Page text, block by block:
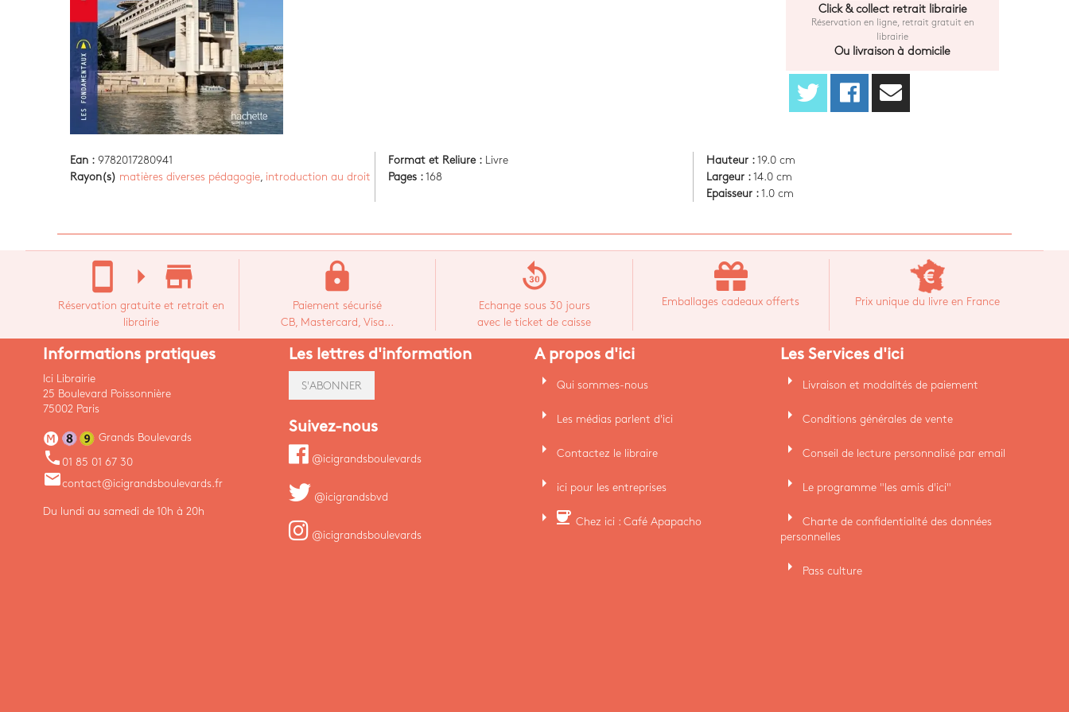
Click & collect retrait librairie
Réservation en ligne, retrait gratuit en
librairie
Ou livraison à domicile
Ean : 9782017280941
Rayon(s) matières diverses pédagogie introduction au droit
Format et Reliure :
Livre
Pages : 168
Hauteur : 19.0 cm
Largeur : 14.0 cm
Epaisseur : 1.0 cm
stay_current_portrait arrow_right store_mall_directory
Réservation gratuite et retrait en
librairie
lock
Paiement sécurisé
CB, Mastercard, Visa...
replay_30
Echange sous 30 jours
avec le ticket de caisse
Emballages cadeaux offerts Prix unique du livre en France
Informations pratiques
Ici Librairie
25 Boulevard Poissonnière
75002 Paris
Grands Boulevards
phone 01 85 01 67 30
emailcontact@icigrandsboulevards.fr
Du lundi au samedi de 10h à 20h
Les lettres d'information
S'ABONNER
Suivez-nous
@icigrandsboulevards
@icigrandsbvd
@icigrandsboulevards
A propos d'ici
arrow_right Qui sommes-nous
arrow_right Les médias parlent d'ici
arrow_right Contactez le libraire
arrow_right ici pour les entreprises
arrow_right coffee Chez ici : Café Apapacho
Les Services d'ici
arrow_right Livraison et modalités de paiement
arrow_right Conditions générales de vente
arrow_right Conseil de lecture personnalisé par email
arrow_right Le programme "les amis d'ici"
arrow_right
Charte de confidentialité des données
personnelles
arrow_right Pass culture